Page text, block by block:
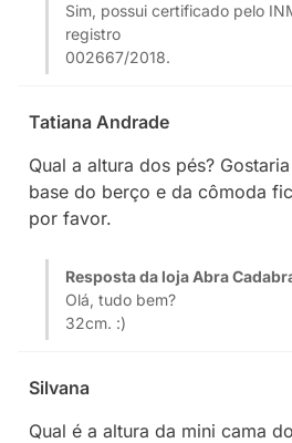
Sim, possui certificado pelo
registro
002667/2018.
Tatiana Andrade
Qual a altura dos pés?
base do berço e da cômoda
por favor.
Resposta da loja Abra
Olá, tudo bem?
32cm. :)
Silvana
Qual é a altura da mini cama